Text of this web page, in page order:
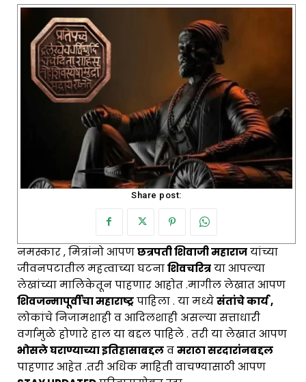
Share post:
नमस्कार , मित्रांनो आपणछत्रपती शिवाजी महाराजयांच्या
जीवनपटातील महत्वाच्या घटनाशिवचरित्रया आपल्या
लेखांच्या मालिकेतून पाहणार आहोत .मागील लेखात आपण
शिवजन्मापूर्वीचा महाराष्ट्रपाहिला . या मध्येसंतांचे कार्य ,
लोकांचे निजामशाही व आदिलशाही असल्या सत्ताधारी
वर्गामुळे होणारे हाल या बद्दल पाहिले . तरी या लेखात आपण
भोसले घराण्याच्या इतिहासाबद्दलवमराठा सरदारांनबद्दल
पाहणार आहेत .तरी अधिक माहिती वाचण्यासाठी आपण